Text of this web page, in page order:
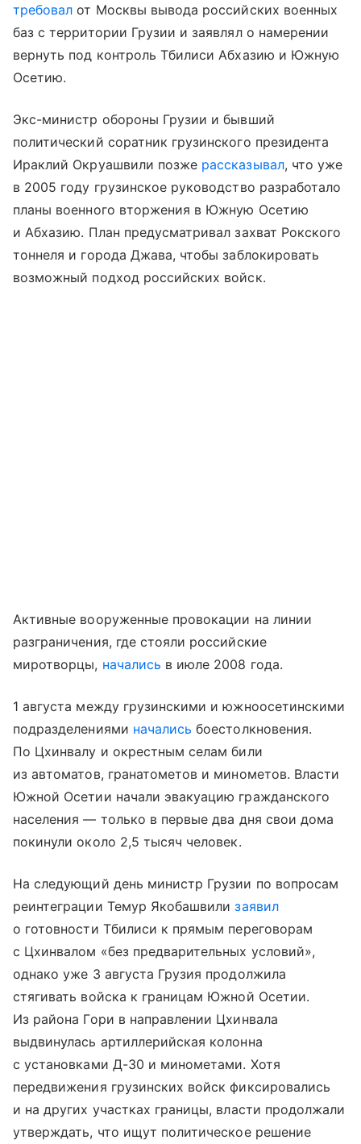
требовал от Москвы вывода российских военных
баз с территории Грузии и заявлял о намерении
вернуть под контроль Тбилиси Абхазию и Южную
Осетию.
Экс-министр обороны Грузии и бывший
политический соратник грузинского президента
Ираклий Окруашвили позже рассказывал, что уже
в 2005 году грузинское руководство разработало
планы военного вторжения в Южную Осетию
и Абхазию. План предусматривал захват Рокского
тоннеля и города Джава, чтобы заблокировать
возможный подход российских войск.
Активные вооруженные провокации на линии
разграничения, где стояли российские
миротворцы, начались в июле 2008 года.
1 августа между грузинскими и южноосетинскими
подразделениями начались боестолкновения.
По Цхинвалу и окрестным селам били
из автоматов, гранатометов и минометов. Власти
Южной Осетии начали эвакуацию гражданского
населения — только в первые два дня свои дома
покинули около 2,5 тысяч человек.
На следующий день министр Грузии по вопросам
реинтеграции Темур Якобашвилизаявил
о готовности Тбилиси к прямым переговорам
с Цхинвалом «без предварительных условий»,
однако уже 3 августа Грузия продолжила
стягивать войска к границам Южной Осетии.
Из района Гори в направлении Цхинвала
выдвинулась артиллерийская колонна
с установками Д-30 и минометами. Хотя
передвижения грузинских войск фиксировались
и на других участках границы, власти продолжали
утверждать, что ищут политическое решение